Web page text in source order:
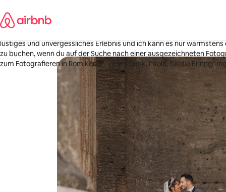
Inhalten
springen
USA
,
·Vor 1 Woche
Die Zusammenarbeit mit Paola war so großartig, die Bilder sind
lustiges und unvergessliches Erlebnis und ich kann es nur wärmstens
zu buchen, wenn du auf der Suche nach einer ausgezeichneten
zum Fotografieren in Rom kennt. Vielen Dank, Paola, für die